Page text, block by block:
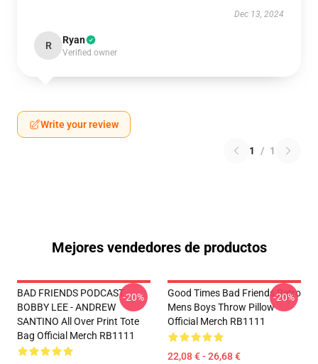
Dec 13, 2024
R Ryan
Verified owner
Write your review
1 / 1
Mejores vendedores de productos
BAD FRIENDS PODCAST -
BOBBY LEE - ANDREW
SANTINO All Over Print Tote
Bag Official Merch RB1111
-20%
Good Times Bad Friends Retro
Mens Boys Throw Pillow
Official Merch RB1111
22,08 € - 26,68 €
-20%